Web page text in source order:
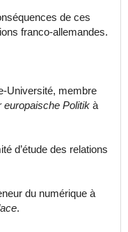
de ces
franco-allemandes.
Université, membre
europaische Politik à
d’étude des relations
du numérique à
.